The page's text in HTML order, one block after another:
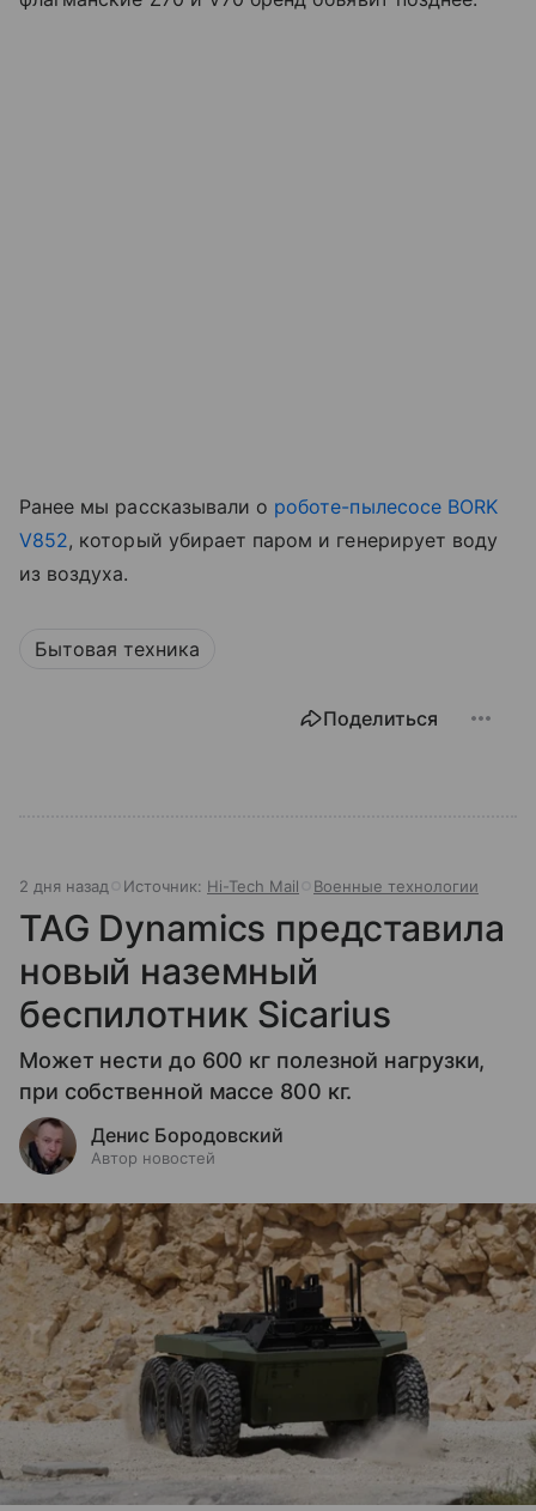
Ранее мы рассказывали о роботе-пылесосе BORK
V852, который убирает паром и генерирует воду
из воздуха.
Бытовая техника
Поделиться
2 дня назад Источник: Hi-Tech Mail Военные технологии
TAG Dynamics представила
новый наземный
беспилотник Sicarius
Может нести до 600 кг полезной нагрузки,
при собственной массе 800 кг.
Денис Бородовский
Автор новостей